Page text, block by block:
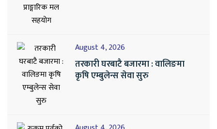
August 4, 2026
तरकारी घरबाटै बजारमा : वालिङमा
कृषि एम्बुलेन्स सेवा सुरु